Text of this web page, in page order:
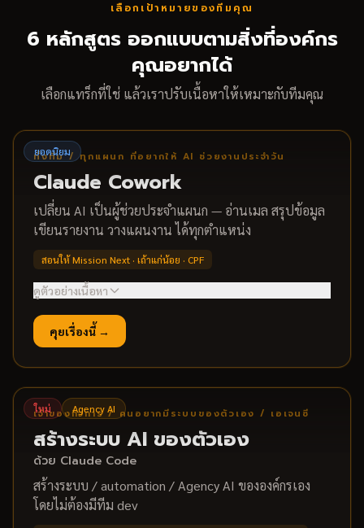
เลือกเป้าหมายของทีมคุณ
6 หลักสูตร ออกแบบตามสิ่งที่องค์กร
คุณอยากได้
เลือกแทร็กที่ใช่ แล้วเราปรับเนื้อหาให้เหมาะกับทีมคุณ
ยอดนิยม
ทั้งทีม / ทุกแผนก ที่อยากให้ AI ช่วยงานประจำวัน
Claude Cowork
เปลี่ยน AI เป็นผู้ช่วยประจำแผนก — อ่านเมล สรุปข้อมูล
เขียนรายงาน วางแผนงาน ได้ทุกตำแหน่ง
สอนให้ Mission Next · เถ้าแก่น้อย · CPF
ดูตัวอย่างเนื้อหา
สิ่งที่ทีมจะทำได้
→ตั้ง AI ผู้ช่วยส่วนตัว เชื่อม Gmail / Calendar / Drive
ตัวอย่างหัวข้อ
Setup ผู้ช่วย AI + Project Memory
•เชื่อม MCP (Gmail / Calendar / Drive / Canva)
•Custom Skills สำหรับงานที่ทำบ่อย
คุยเรื่องนี้ →
ใหม่ Agency AI
เจ้าของกิจการ / คนอยากมีระบบของตัวเอง / เอเจนซี
สร้างระบบ AI ของตัวเอง
ด้วย Claude Code
สร้างระบบ / automation / Agency AI ขององค์กรเอง
โดยไม่ต้องมีทีม dev